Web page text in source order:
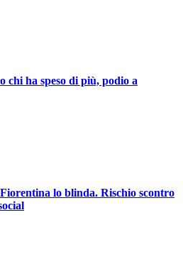
ha speso di più, podio a
lo blinda. Rischio scontro